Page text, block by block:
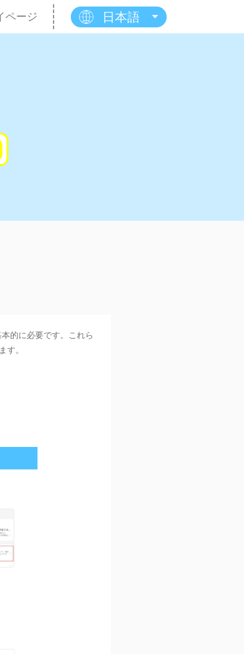
ページ 日本語
的に必要です。これら
す。